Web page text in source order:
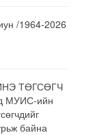
/1964-2026
ТӨГСӨГЧ
МУИС-ийн
байна